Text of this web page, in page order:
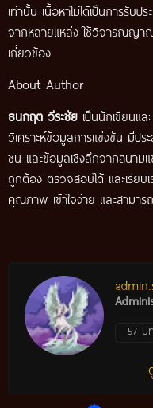
เท่านั้น เนื้อหาไม่ได้เป็นการรั
จากหลายแหล่ง ใช้วิจารณญา
เกี่ยวข้อง
About Author
ธนกฤต วีระชัย เป็นนักเขียนแ
วิเคราะห์ข้อมูลการแข่งขัน มี
ชน และข้อมูลเชิงลึกจากสนาม
ถูกต้อง ตรวจสอบได้ และเรียบ
คุณภาพ เข้าใจง่าย และสามา
57 บ